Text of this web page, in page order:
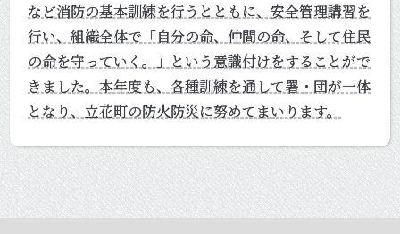
など消防の基本訓練を行うとともに、安全管理講習を
行い、組織全体で「自分の命、仲間の命、そして住民
の命を守っていく。」という意識付けをすることがで
きました。本年度も、各種訓練を通して署・団が一体
となり、立花町の防火防災に努めてまいります。